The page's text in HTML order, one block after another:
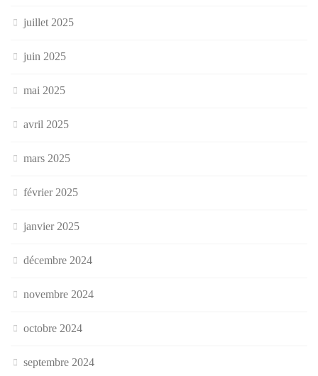
juillet 2025
juin 2025
mai 2025
avril 2025
mars 2025
février 2025
janvier 2025
décembre 2024
novembre 2024
octobre 2024
septembre 2024